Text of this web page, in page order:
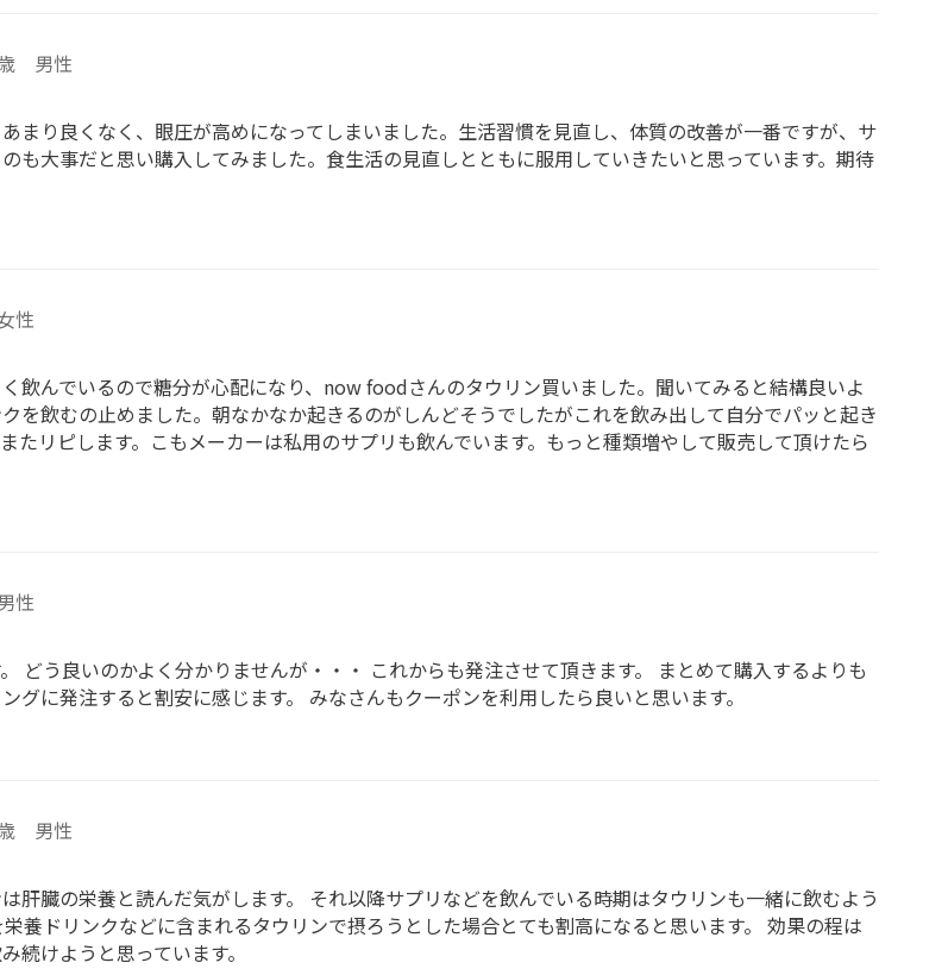
男性
まり良くなく、眼圧が高めになってしまいました。生活習慣を見直し、体質の改善が一番ですが、サ
も大事だと思い購入してみました。食生活の見直しとともに服用していきたいと思っています。期待
性
飲んでいるので糖分が心配になり、now foodさんのタウリン買いました。聞いてみると結構良いよ
を飲むの止めました。朝なかなか起きるのがしんどそうでしたがこれを飲み出して自分でパッと起き
たリピします。こもメーカーは私用のサプリも飲んでいます。もっと種類増やして販売して頂けたら
性
どう良いのかよく分かりませんが・・・ これからも発注させて頂きます。 まとめて購入するよりも
グに発注すると割安に感じます。 みなさんもクーポンを利用したら良いと思います。
男性
肝臓の栄養と読んだ気がします。 それ以降サプリなどを飲んでいる時期はタウリンも一緒に飲むよう
養ドリンクなどに含まれるタウリンで摂ろうとした場合とても割高になると思います。 効果の程は
続けようと思っています。